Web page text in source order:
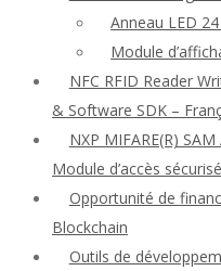
Anneau LED
Module
NFC RFID Reader
& Software SDK –
NXP MIFARE(R)
Module d’accès sécurisé
Opportunité de
Blockchain
Outils de